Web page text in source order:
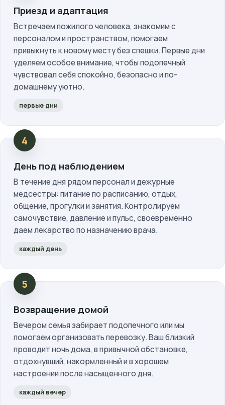
Приезд и адаптация
Встречаем пожилого человека, знакомим с
персоналом и пространством, помогаем
привыкнуть к новому месту без спешки. Первые дни
уделяем особое внимание, чтобы подопечный
чувствовал себя спокойно, безопасно и по-
домашнему уютно.
первые дни
День под наблюдением
В течение дня рядом персонал и дежурные
медсестры: питание по расписанию, отдых,
общение, прогулки и занятия. Контролируем
самочувствие, давление и пульс, своевременно
даем лекарство по назначению врача.
каждый день
Возвращение домой
Вечером семья забирает подопечного или мы
помогаем организовать перевозку. Ваш близкий
проводит ночь дома, в привычной обстановке,
отдохнувший, накормленный и в хорошем
настроении после насыщенного дня.
каждый вечер